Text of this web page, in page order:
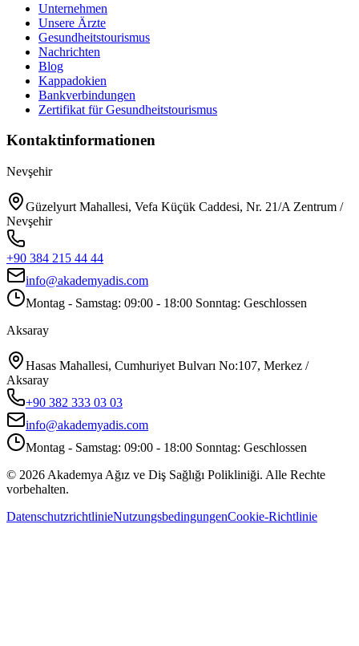
Unternehmen
Unsere Ärzte
Gesundheitstourismus
Nachrichten
Blog
Kappadokien
Bankverbindungen
Zertifikat für Gesundheitstourismus
Kontaktinformationen
Nevşehir
Güzelyurt Mahallesi, Vefa Küçük Caddesi, Nr. 21/A Zentrum /
Nevşehir
+90 384 215 44 44
info@akademyadis.com
Montag - Samstag: 09:00 - 18:00 Sonntag: Geschlossen
Aksaray
Hasas Mahallesi, Cumhuriyet Bulvarı No:107, Merkez /
Aksaray
+90 382 333 03 03
info@akademyadis.com
Montag - Samstag: 09:00 - 18:00 Sonntag: Geschlossen
© 2026 Akademya Ağız ve Diş Sağlığı Polikliniği. Alle Rechte
vorbehalten.
DatenschutzrichtlinieNutzungsbedingungenCookie-Richtlinie